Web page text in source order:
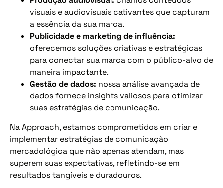
visuais e audiovisuais cativantes que capturam
a essência da sua marca.
Publicidade e marketing de influência:
oferecemos soluções criativas e estratégicas
para conectar sua marca com o público-alvo de
maneira impactante.
Gestão de dados: nossa análise avançada de
dados fornece insights valiosos para otimizar
suas estratégias de comunicação.
Na Approach, estamos comprometidos em criar e
implementar estratégias de comunicação
mercadológica que não apenas atendam, mas
superem suas expectativas, refletindo-se em
resultados tangíveis e duradouros.